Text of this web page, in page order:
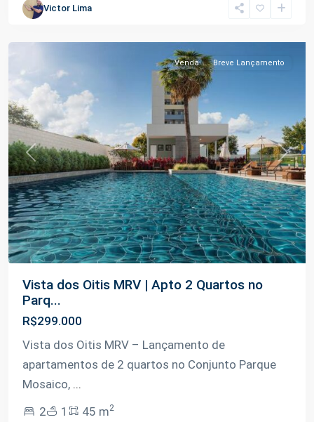
Victor Lima
Planalto,
Previous Next
Venda Breve Lançamento
Vista dos Oitis MRV | Apto 2 Quartos no
Parq...
R$299.000
Vista dos Oitis MRV – Lançamento de
apartamentos de 2 quartos no Conjunto Parque
Mosaico, ...
2
1 45 m2